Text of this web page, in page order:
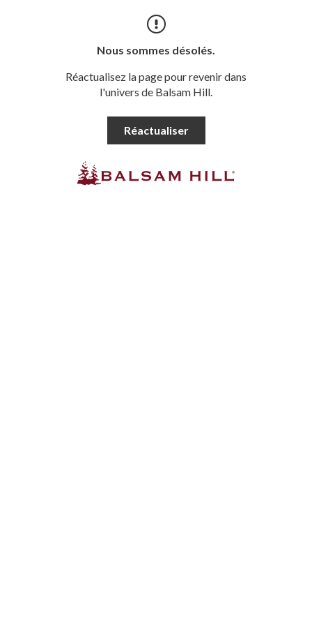
Nous sommes désolés.
Réactualisez la page pour revenir dans
l'univers de Balsam Hill.
Réactualiser